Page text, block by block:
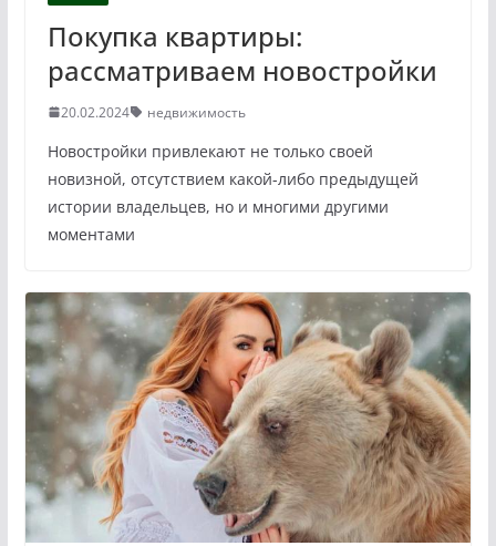
Покупка квартиры:
рассматриваем новостройки
20.02.2024 недвижимость
Новостройки привлекают не только своей
новизной, отсутствием какой-либо предыдущей
истории владельцев, но и многими другими
моментами